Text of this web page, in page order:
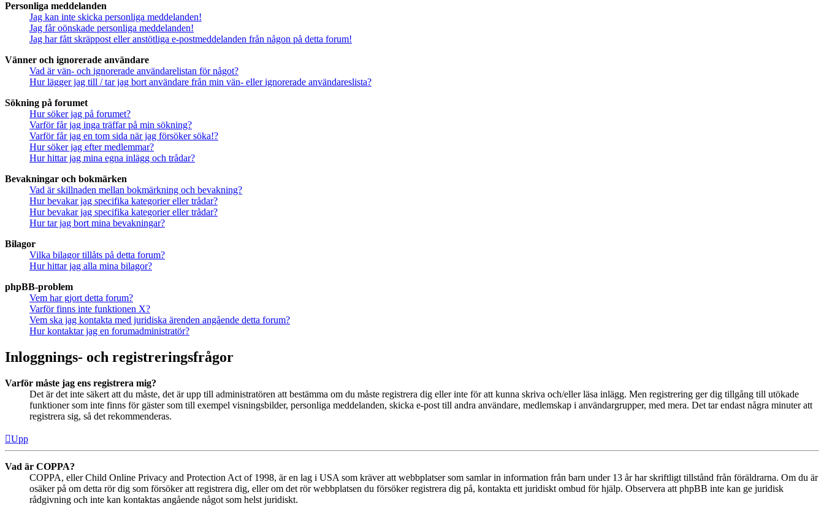
Personliga meddelanden
Jag kan inte skicka personliga meddelanden!
Jag får oönskade personliga meddelanden!
Jag har fått skräppost eller anstötliga e-postmeddelanden från någon på detta forum!
Vänner och ignorerade användare
Vad är vän- och ignorerade användarelistan för något?
Hur lägger jag till / tar jag bort användare från min vän- eller ignorerade användareslista?
Sökning på forumet
Hur söker jag på forumet?
Varför får jag inga träffar på min sökning?
Varför får jag en tom sida när jag försöker söka!?
Hur söker jag efter medlemmar?
Hur hittar jag mina egna inlägg och trådar?
Bevakningar och bokmärken
Vad är skillnaden mellan bokmärkning och bevakning?
Hur bevakar jag specifika kategorier eller trådar?
Hur bevakar jag specifika kategorier eller trådar?
Hur tar jag bort mina bevakningar?
Bilagor
Vilka bilagor tillåts på detta forum?
Hur hittar jag alla mina bilagor?
phpBB-problem
Vem har gjort detta forum?
Varför finns inte funktionen X?
Vem ska jag kontakta med juridiska ärenden angående detta forum?
Hur kontaktar jag en forumadministratör?
Inloggnings- och registreringsfrågor
Varför måste jag ens registrera mig?
Det är det inte säkert att du måste, det är upp till administratören att bestämma om du måste registrera dig eller inte för att kunna skriva och/eller läsa inlägg. Men registrering ger dig tillgång till utökade
funktioner som inte finns för gäster som till exempel visningsbilder, personliga meddelanden, skicka e-post till andra användare, medlemskap i användargrupper, med mera. Det tar endast några minuter att
registrera sig, så det rekommenderas.
Upp
Vad är COPPA?
COPPA, eller Child Online Privacy and Protection Act of 1998, är en lag i USA som kräver att webbplatser som samlar in information från barn under 13 år har skriftligt tillstånd från föräldrarna. Om du är
osäker på om detta rör dig som försöker att registrera dig, eller om det rör webbplatsen du försöker registrera dig på, kontakta ett juridiskt ombud för hjälp. Observera att phpBB inte kan ge juridisk
rådgivning och inte kan kontaktas angående något som helst juridiskt.